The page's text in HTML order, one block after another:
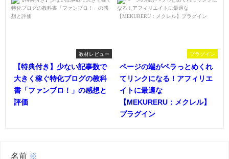
教材レビュー
【特典付き】少ない記事数で
大きく稼ぐ特化ブログの教科
書「ファンブロ！」の感想と
評価
プラグイン
ページの端がペラっとめくれ
てリンクになる！アフィリエ
イトに最適な
【MEKURERU：メクレル】
プラグイン
名前 ※